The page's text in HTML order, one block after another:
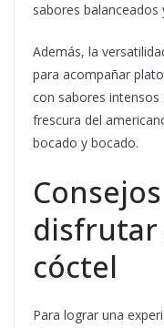
sabores balanceados
Además, la
para acompañar
con sabores
frescura del
bocado y bocado.
disfrutar
cóctel
Para lograr una